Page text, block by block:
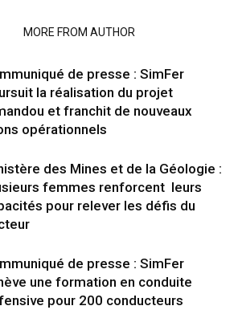
MORE FROM AUTHOR
de presse : SimFer
la réalisation du projet
et franchit de nouveaux
opérationnels
des Mines et de la Géologie :
femmes renforcent leurs
pour relever les défis du
de presse : SimFer
une formation en conduite
pour 200 conducteurs